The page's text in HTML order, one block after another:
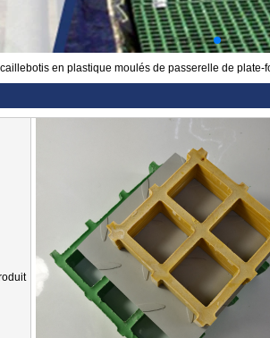
en plastique moulés de passerelle de